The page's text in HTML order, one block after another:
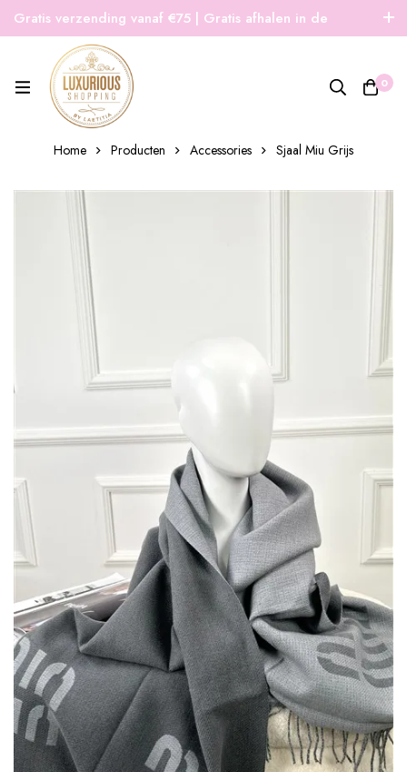
Gratis verzending vanaf €75 | Gratis afhalen in de
winkel | Snelle verzending
0
Home Producten Accessories Sjaal Miu Grijs